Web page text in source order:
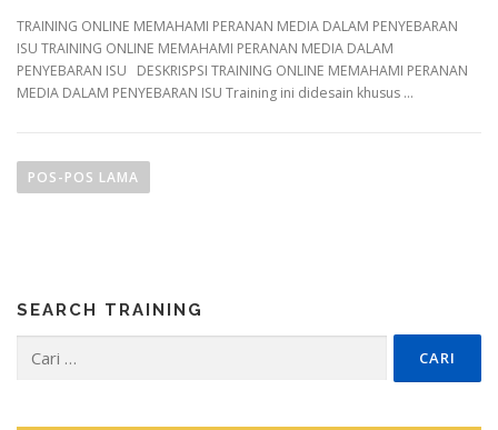
TRAINING ONLINE MEMAHAMI PERANAN MEDIA DALAM PENYEBARAN
ISU TRAINING ONLINE MEMAHAMI PERANAN MEDIA DALAM
PENYEBARAN ISU DESKRISPSI TRAINING ONLINE MEMAHAMI PERANAN
MEDIA DALAM PENYEBARAN ISU Training ini didesain khusus …
a
s
POS-POS LAMA
SEARCH TRAINING
untuk: